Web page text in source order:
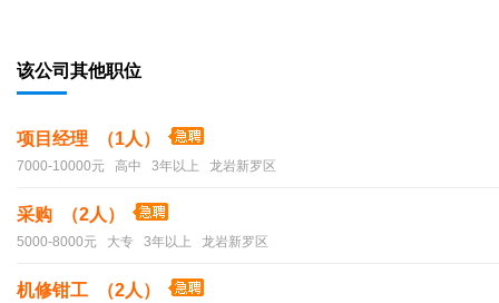
该公司其他职位
项目经理 （1人）
7000-10000元 高中 3年以上 龙岩新罗区
采购 （2人）
5000-8000元 大专 3年以上 龙岩新罗区
机修钳工 （2人）